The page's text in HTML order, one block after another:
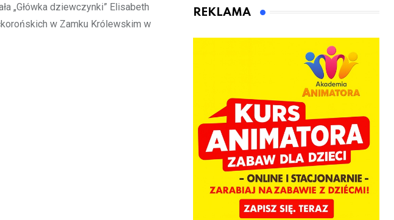
„Główka dziewczynki” Elisabeth
w Zamku Królewskim w
się będzie działo
wpłatą
REKLAMA